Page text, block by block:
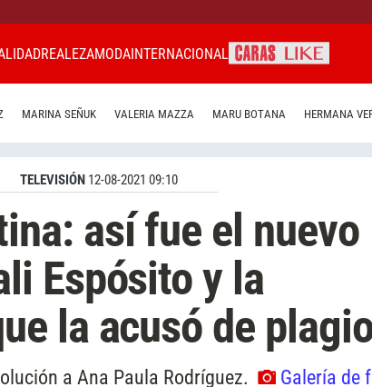
REALEZAMODAINTERNACIONAL
MARINA SEÑUK VALERIA MAZZA MARU BOTANA HERMANA
TELEVISIÓN 12-08-2021 09:10
así fue el nuevo
Espósito y la
la acusó de
a Ana Paula Rodríguez. Galería de